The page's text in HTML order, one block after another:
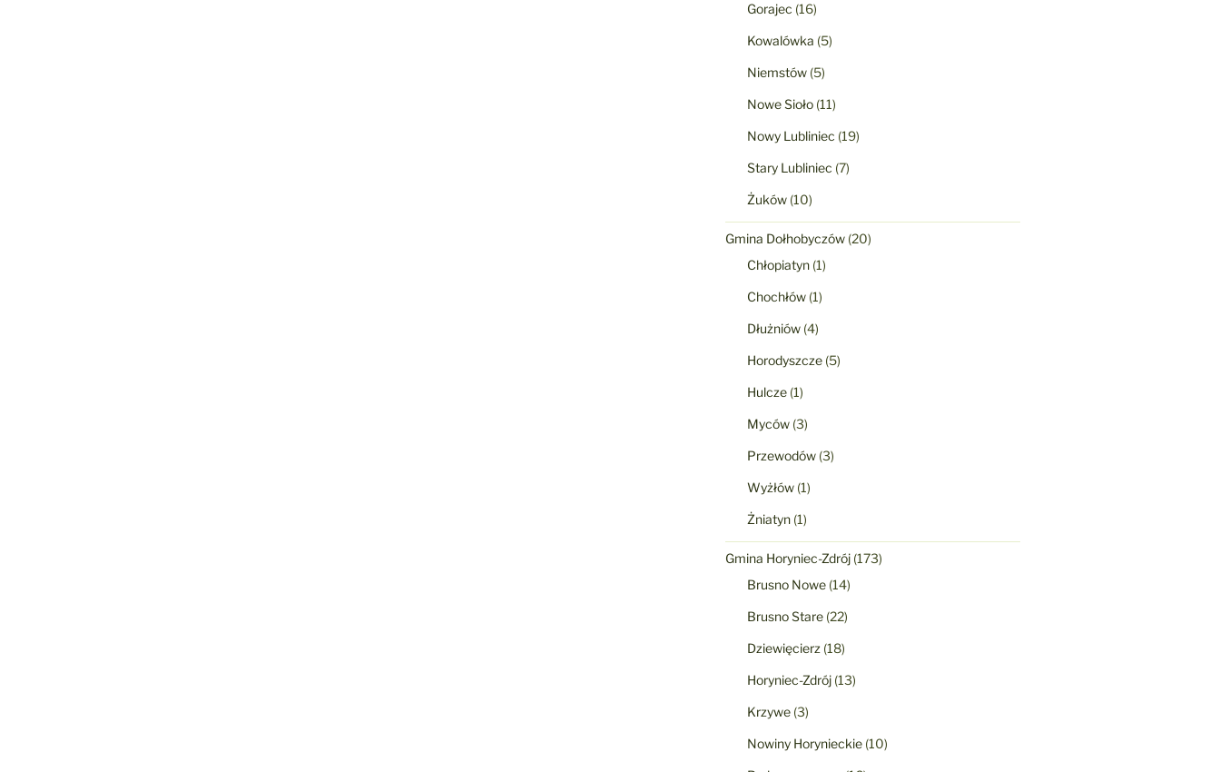
Gorajec (16)
Kowalówka (5)
Niemstów(5)
Nowe Sioło(11)
Nowy Lubliniec (19)
Stary Lubliniec (7)
Żuków(10)
Gmina Dołhobyczów(20)
Chłopiatyn(1)
Chochłów(1)
Dłużniów(4)
Horodyszcze(5)
Hulcze(1)
Myców(3)
Przewodów(3)
Wyżłów(1)
Żniatyn(1)
Gmina Horyniec-Zdrój(173)
Brusno Nowe(14)
Brusno Stare(22)
Dziewięcierz (18)
Horyniec-Zdrój(13)
Krzywe(3)
Nowiny Horynieckie(10)